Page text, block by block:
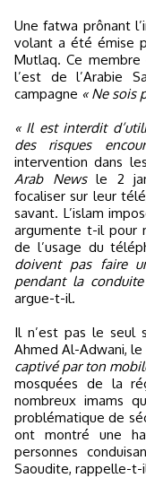
Une fatwa prônant l’interdiction de l’usage du téléphone au
volant a été émise
Mutlaq. Ce
l’est de l’Arabie
campagne « Ne sois
« Il est interdit
des risques
intervention dans
Arab Newsle 2
focaliser sur leur
savant. L’islam
argumente t-il pour
de l’usage du
doivent pas faire
pendant la
argue-t-il.
Il n’est pas le seul
Ahmed Al-Adwani,
captivé par ton
mosquées de la
nombreux imams
problématique de
ont montré une
personnes
Saoudite, rappelle-t-